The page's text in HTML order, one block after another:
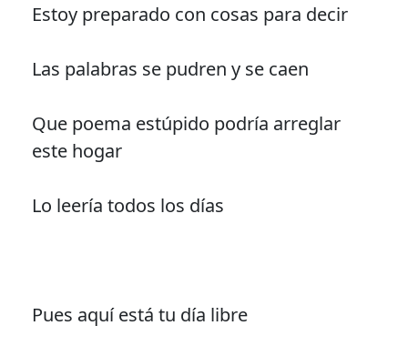
Estoy preparado con cosas para decir
Las palabras se pudren y se caen
Que poema estúpido podría arreglar
este hogar
Lo leería todos los días
Pues aquí está tu día libre